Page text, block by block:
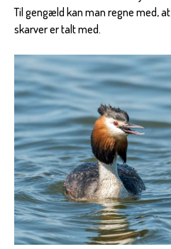
Til gengæld kan man regne med,
skarver er talt med.